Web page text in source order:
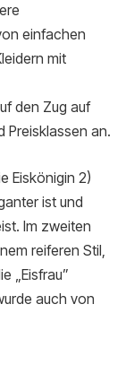
einfachen
mit
den Zug auf
Preisklassen an.
Eiskönigin 2)
ist und
Im zweiten
reiferen Stil,
„Eisfrau”
auch von